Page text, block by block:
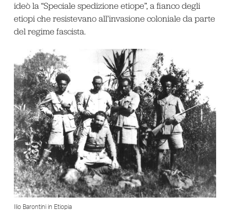
ideò la “Speciale spedizione etiope”, a fianco degli
etiopi che resistevano all’invasione coloniale da parte
del regime fascista.
Ilio Barontini in Etiopia